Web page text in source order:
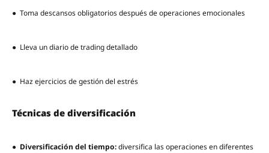
● Toma descansos obligatorios después de operaciones emocionales
● Lleva un diario de trading detallado
● Haz ejercicios de gestión del estrés
Técnicas de diversificación
● Diversificación del tiempo:diversifica las operaciones en diferentes